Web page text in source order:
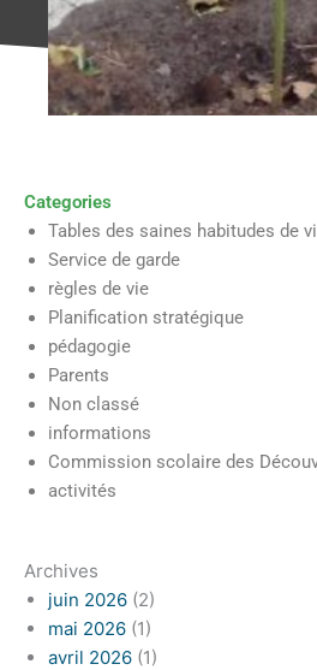
Nos
Categories
Tables des saines habitudes de
Service de garde
règles de vie
Planification stratégique
pédagogie
Parents
Non classé
informations
Commission scolaire des
activités
Archives
juin 2026 (2)
mai 2026 (1)
avril 2026 (1)